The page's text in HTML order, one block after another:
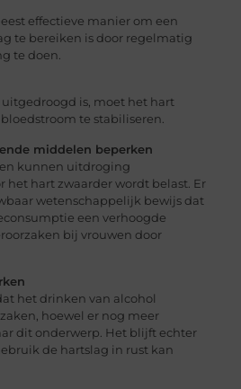
effectieve manier om een
te bereiken is door regelmatig
te doen.
is, moet het hart
te stabiliseren.
middelen beperken
kunnen uitdroging
het hart zwaarder wordt belast. Er
wetenschappelijk bewijs dat
een verhoogde
bij vrouwen door
het drinken van alcohol
hoewel er nog meer
dit onderwerp. Het blijft echter
de hartslag in rust kan